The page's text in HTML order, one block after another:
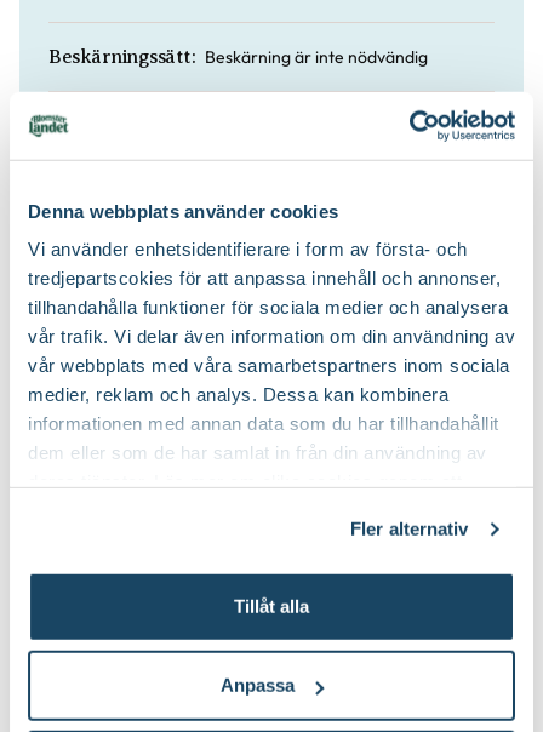
Denna webbplats använder cookies
Vi använder enhetsidentifierare i form av första- och
tredjepartscokies för att anpassa innehåll och annonser,
tillhandahålla funktioner för sociala medier och analysera
vår trafik. Vi delar även information om din användning av
vår webbplats med våra samarbetspartners inom sociala
medier, reklam och analys. Dessa kan kombinera
informationen med annan data som du har tillhandahållit
dem eller som de har samlat in från din användning av
Fler alternativ
Tillåt alla
Anpassa
Beskärningssätt: Beskärning är inte nödvändig
Mognadstid:
Köp till för ett lyckat resultat
Orthex
Välj butik
2 för 170:-
Hasselfors P-
Jord/Planteringsjord
89 90
Välj butik